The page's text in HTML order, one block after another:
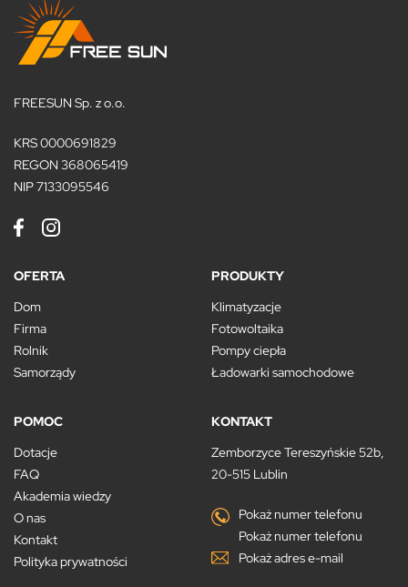
FREESUN Sp. z o.o.
KRS 0000691829
REGON 368065419
NIP 7133095546
OFERTA
Dom
Firma
Rolnik
Samorządy
PRODUKTY
Klimatyzacje
Fotowoltaika
Pompy ciepła
Ładowarki samochodowe
POMOC
Dotacje
FAQ
Akademia wiedzy
O nas
Kontakt
Polityka prywatności
KONTAKT
Zemborzyce Tereszyńskie 52b,
20-515 Lublin
Pokaż numer telefonu
Pokaż numer telefonu
Pokaż adres e-mail